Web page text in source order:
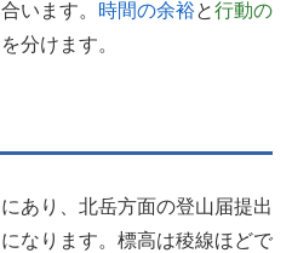
います。 時間の余裕と行動の
分けます。
あり、北岳方面の登山届提出
なります。標高は稜線ほどで